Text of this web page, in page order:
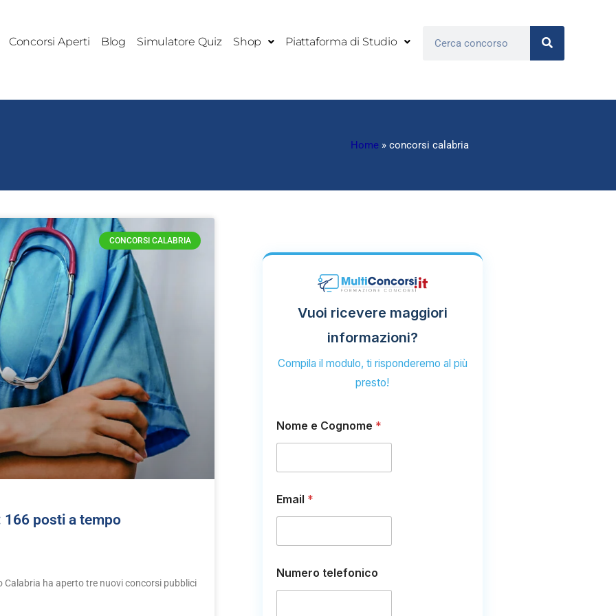
Concorsi Aperti Blog Simulatore Quiz Shop Piattaforma di Studio Cerca
Home » concorsi calabria
CONCORSI CALABRIA
166 posti a tempo
Calabria ha aperto tre nuovi concorsi pubblici
Vuoi ricevere maggiori
informazioni?
Compila il modulo, ti risponderemo al più
presto!
Nome e Cognome *
Email *
e
l
Numero telefonico